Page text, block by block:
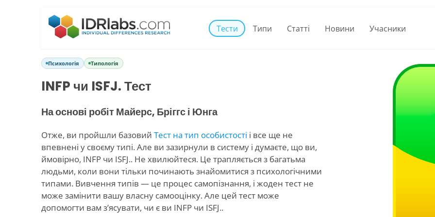
Тести Типи Статті Новини Учасники
Психологія Типологія
INFP чи ISFJ. Тест
На основі робіт Майерс, Бріггс і Юнга
Отже, ви пройшли базовий Тест на тип особистості і все ще не
впевнені у своєму типі. Але ви зазирнули в систему і думаєте, що ви,
ймовірно, INFP чи ISFJ.. Не хвилюйтеся. Це трапляється з багатьма
людьми, коли вони тільки починають знайомитися з психологічними
типами. Вивчення типів — це процес самопізнання, і жоден тест не
може замінити вашу власну самооцінку. Але цей тест може
допомогти вам з’ясувати, чи є ви INFP чи ISFJ..